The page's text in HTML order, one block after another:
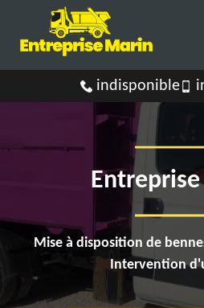
indisponible
Mise à disposition de
Intervention